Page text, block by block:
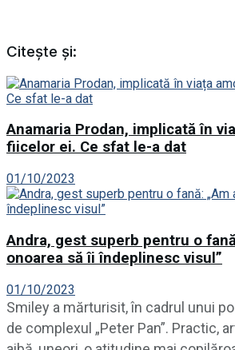
Citește și:
Anamaria Prodan, implicată în
fiicelor ei. Ce sfat le-a dat
01/10/2023
Andra, gest superb pentru o
onoarea să îi îndeplinesc visul”
01/10/2023
Smiley a mărturisit, în cadrul unui
de complexul „Peter Pan”. Practic,